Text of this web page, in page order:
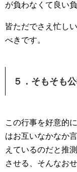
が負わなくて良い
皆ただでさえ忙し
べきです。
５．そもそも
この行事を好意的
はお互いなかなか
えているのだと推
させる、そんなお